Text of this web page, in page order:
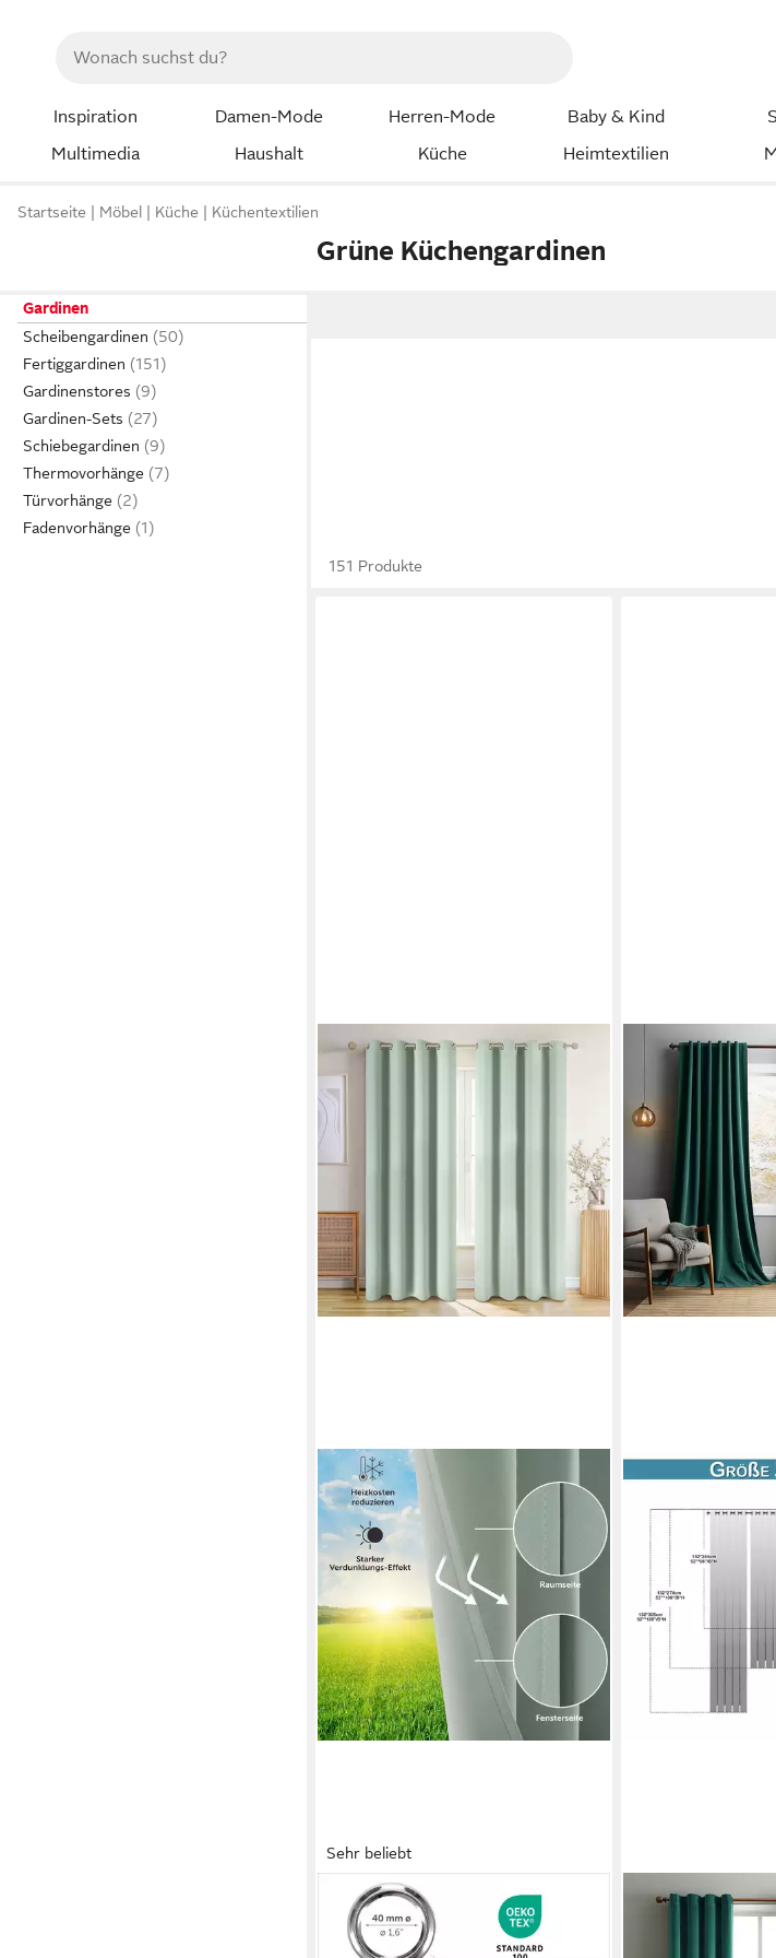
Inspiration Damen-Mode Herren-Mode Baby & Kind
Multimedia
Haushalt Küche Heimtextilien
Startseite Möbel Küche Küchentextilien
Grüne Küchengardinen
Gardinen
Scheibengardinen
Fertiggardinen
Gardinenstores
Gardinen-Sets
Schiebegardinen
Thermovorhänge
Türvorhänge
Fadenvorhänge
151 Produkte
Sehr beliebt
BLUMTAL
Verdunkelungsvorhang 2er-Set
Gardinen Wärmeisolierend Blickdicht
BTTO V&G